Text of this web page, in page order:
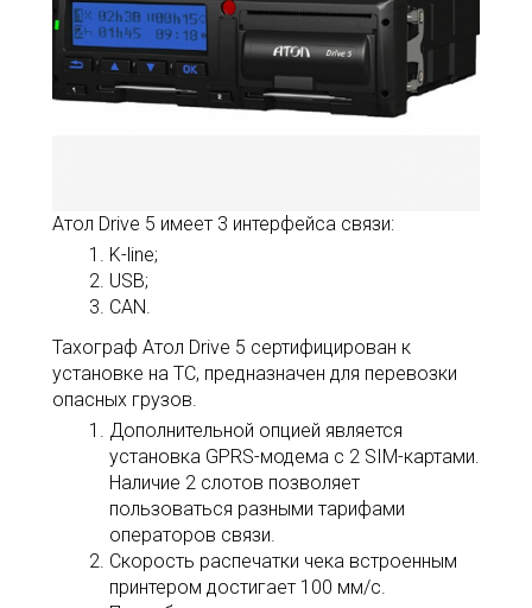
Атол Drive 5 имеет 3 интерфейса связи:
K-line;
USB;
CAN.
Тахограф Атол Drive 5 сертифицирован к
установке на ТС, предназначен для перевозки
опасных грузов.
Дополнительной опцией является
установка GPRS-модема с 2 SIM-картами.
Наличие 2 слотов позволяет
пользоваться разными тарифами
операторов связи.
Скорость распечатки чека встроенным
принтером достигает 100 мм/с.